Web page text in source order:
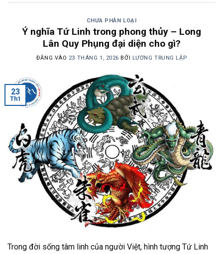
CHƯA PHÂN LOẠI
Ý nghĩa Tứ Linh trong phong thủy – Long
Lân Quy Phụng đại diện cho gì?
ĐĂNG VÀO 23 THÁNG 1, 2026 BỞI LƯƠNG TRUNG LẬP
23
Th1
Trong đời sống tâm linh của người Việt, hình tượng Tứ Linh